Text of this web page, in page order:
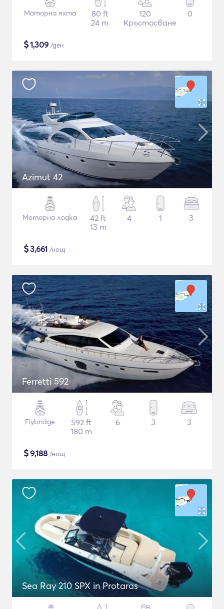
Моторна яхта
80 ft
24 m
120
Кръстосване
0
$1,309 /ден
Azimut 42
Моторна лодка
42 ft
13 m
4 1 3
$3,661 /нощ
Ferretti 592
Flybridge
592 ft
180 m
6 3 3
$9,188 /нощ
Sea Ray 210 SPX in Protaras